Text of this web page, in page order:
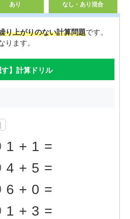
あり
なし・あり混合
り上がりのない計算問題です。
ります。
す】計算ドリル